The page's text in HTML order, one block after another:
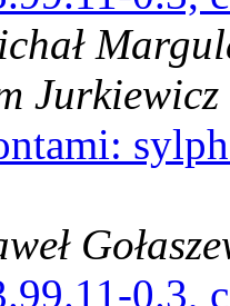
Jurkiewicz
0.3,